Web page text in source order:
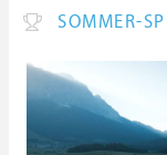
SOMMER-